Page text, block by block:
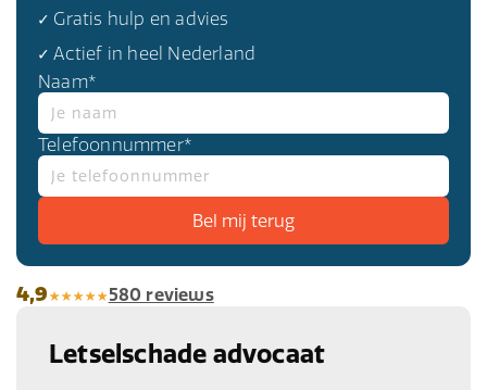
✓ Gratis hulp en advies
✓ Actief in heel Nederland
Naam*
Telefoonnummer*
4,9 580 reviews
Letselschade advocaat